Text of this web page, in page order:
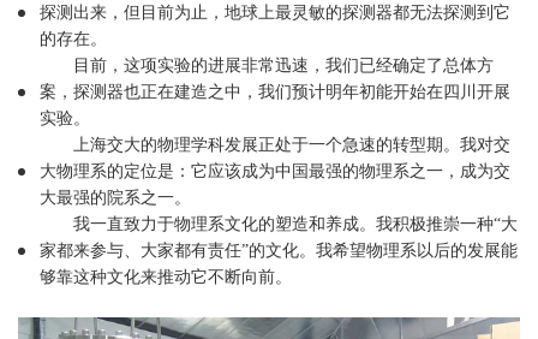
探测出来，但目前为止，地球上最灵敏的探测器都无法探测到它
的存在。
目前，这项实验的进展非常迅速，我们已经确定了总体方
案，探测器也正在建造之中，我们预计明年初能开始在四川开展
实验。
上海交大的物理学科发展正处于一个急速的转型期。我对交
大物理系的定位是：它应该成为中国最强的物理系之一，成为交
大最强的院系之一。
我一直致力于物理系文化的塑造和养成。我积极推崇一种“大
家都来参与、大家都有责任”的文化。我希望物理系以后的发展能
够靠这种文化来推动它不断向前。